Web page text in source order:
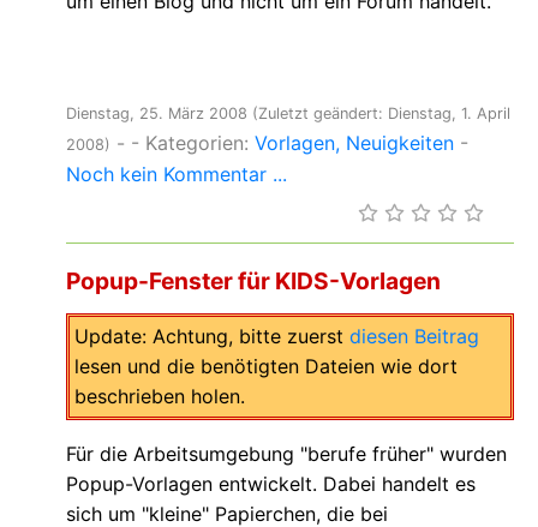
Dienstag, 25. März 2008 (Zuletzt geändert: Dienstag, 1. April
2008) - - Kategorien: Vorlagen Neuigkeiten -
Noch kein Kommentar ...
Popup-Fenster für KIDS-Vorlagen
Update: Achtung, bitte zuerst diesen Beitrag
lesen und die benötigten Dateien wie dort
beschrieben holen.
Für die Arbeitsumgebung "berufe früher" wurden
Popup-Vorlagen entwickelt. Dabei handelt es
sich um "kleine" Papierchen, die bei